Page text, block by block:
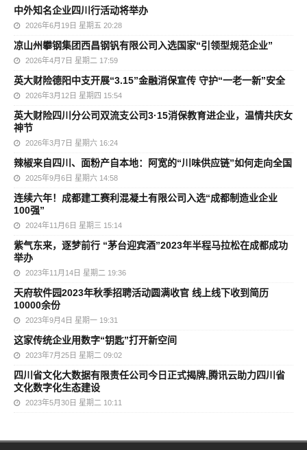
中外知名企业四川行活动将举办
2026年6月19日 星期五 20:28
凉山州攀钢集团西昌钢钒有限公司入选国家“引领型规范企业”
2026年4月7日 星期二 17:59
英大财险德阳中支开展“3.15”金融消保宣传 守护“一老一新”安全
2026年3月12日 星期四 15:54
英大财险四川分公司双流支公司3·15消保教育进企业，温情共庆女
神节
2026年3月7日 星期六 16:24
辣椒来自四川、面粉产自本地：阿宽的“川味供应链”如何走向全国
2025年9月6日 星期六 14:58
连续六年！成都建工赛利混凝土有限公司入选“成都制造业企业
100强”
2024年11月6日 星期三 15:14
紫气东来，逐梦前行 “茅台迎宾酒”2023年半程马拉松在成都成功
举办
2023年11月14日 星期二 19:36
天府软件园2023年秋季招聘活动圆满收官 线上线下收到简历
10000余份
2023年9月4日 星期一 19:31
这家传统企业用数字“钥匙”打开新空间
2023年7月25日 星期二 09:02
四川省文化大数据有限责任公司今日正式揭牌,腾讯云助力四川省
文化数字化生态建设
2023年5月30日 星期二 10:11